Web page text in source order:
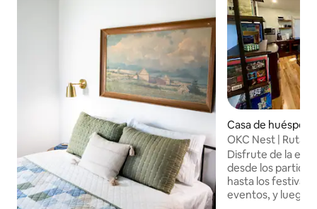
Casa de
homa City
OKC Nest | Ruta
de los OKC
Disfrute de la
desde los
hasta los
eventos, y luego